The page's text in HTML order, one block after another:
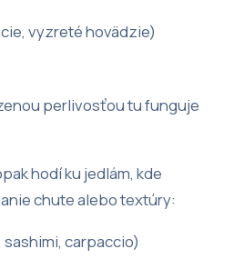
vyzreté hovädzie)
perlivosťou tu funguje
hodí ku jedlám, kde
chute alebo textúry:
carpaccio)